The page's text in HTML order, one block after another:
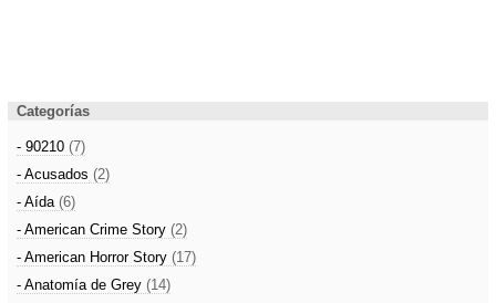
Categorías
- 90210 (7)
- Acusados (2)
- Aída (6)
- American Crime Story (2)
- American Horror Story (17)
- Anatomía de Grey (14)